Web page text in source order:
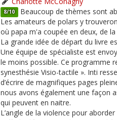
8/10 Beaucoup de thèmes sont
Les amateurs de polars y
où papa m'a coupée en deux, de
La grande idée de départ du livre
Une équipe de spécialiste est
le moins possible. Ce programme
synesthésie Visio-tactile ». Inti
d’écrire de magnifiques pages
nous avons également une façon
qui peuvent en naitre.
L’angle de la violence pour